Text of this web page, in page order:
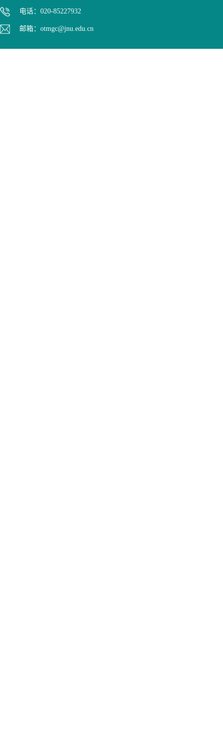
电话：020-85227932
邮箱：otmgc@jnu.edu.cn